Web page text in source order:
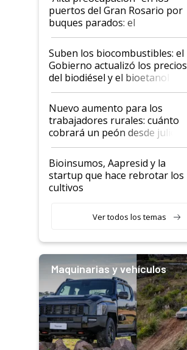
puertos del Gran Rosario por
buques parados: el
funcionamiento de las
exportadoras en tensión tras
la medida de fuerza de los
prácticos
Suben los biocombustibles: el
Gobierno actualizó los precios
del biodiésel y el bioetanol
Nuevo aumento para los
trabajadores rurales: cuánto
cobrará un peón desde julio
Bioinsumos, Aapresid y la
startup que hace rebrotar los
cultivos
Ver todos los temas
Maquinarias y vehículos